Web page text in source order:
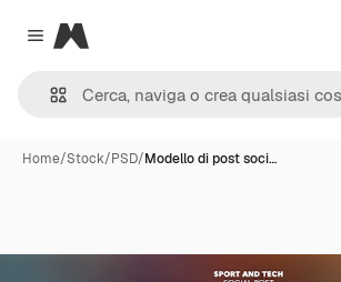
Close menu
Magnific
Home/Stock/PSD/Modello di post soci…